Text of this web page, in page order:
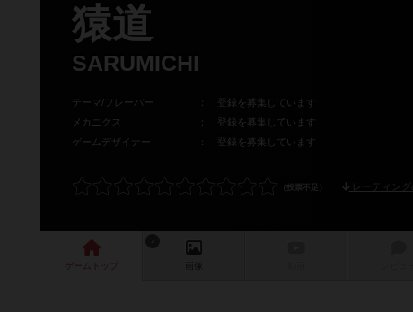
猿道
SARUMICHI
テーマ/フレーバー ：
登録を募集しています
メカニクス
：
登録を募集しています
ゲームデザイナー
： 登録を募集しています
レーティング
ゲーム 画像